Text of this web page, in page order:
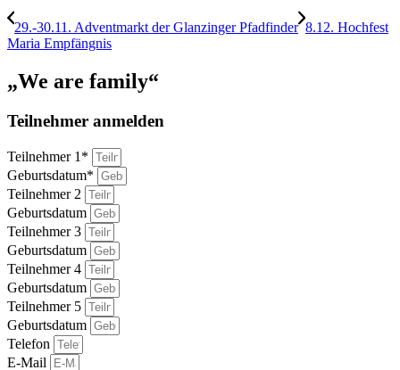
29.-30.11. Adventmarkt der Glanzinger Pfadfinder 8.12. Hochfest
Maria Empfängnis
„We are family“
Teilnehmer anmelden
Teilnehmer 1*
Geburtsdatum*
Teilnehmer 2
Geburtsdatum
Teilnehmer 3
Geburtsdatum
Teilnehmer 4
Geburtsdatum
Teilnehmer 5
Geburtsdatum
Telefon
E-Mail